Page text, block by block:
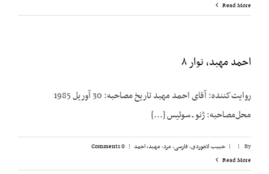
Read More
احمد مهبد، نوار ۸
روایت‌کننده: آقای احمد مهبد تاریخ مصاحبه: 30 آوریل 1985
محل‌مصاحبه: ژنو ـ سوئیس [...]
By
|
| حبیب لاجوردی,فارسی,مرد,مهبد، احمد |
0 Comments
Read More